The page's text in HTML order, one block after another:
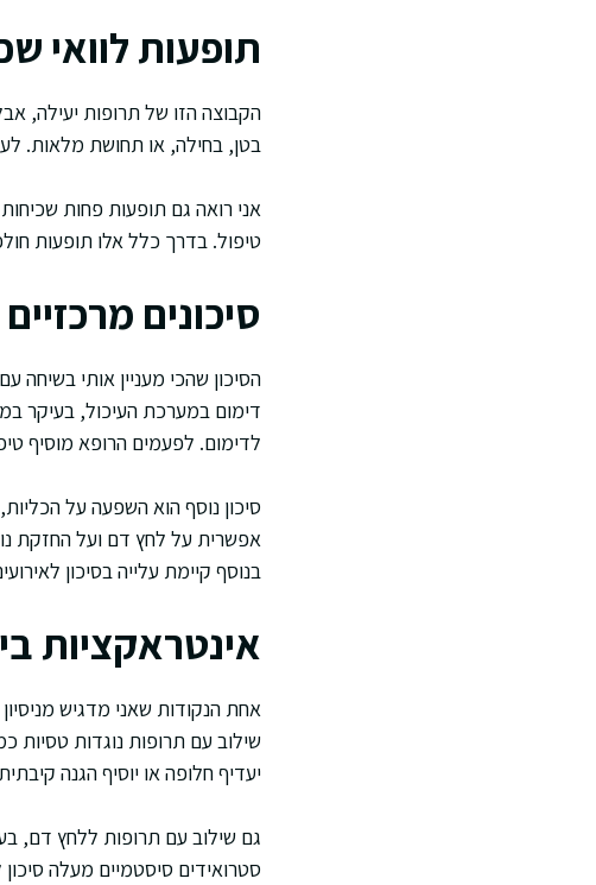
תופעות לוואי
הקבוצה הזו של תרופות יעילה,
בטן, בחילה, או תחושת מלאות.
אני רואה גם תופעות פחות
טיפול. בדרך כלל אלו תופעות
סיכונים
הסיכון שהכי מעניין אותי בשיחה
דימום במערכת העיכול, בעיקר
לדימום. לפעמים הרופא מוסיף
סיכון נוסף הוא השפעה על
אפשרית על לחץ דם ועל החזקת
בנוסף קיימת עלייה בסיכון
אינטראקציות
אחת הנקודות שאני מדגיש
שילוב עם תרופות נוגדות טסיות
יעדיף חלופה או יוסיף הגנה
גם שילוב עם תרופות ללחץ דם,
סטרואידים סיסטמיים מעלה